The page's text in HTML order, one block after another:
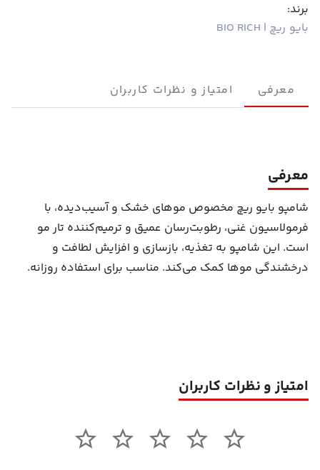
برند:
بایو ریچ | BIO RICH
معرفی امتیاز و نظرات کاربران
معرفی
شامپو بایو ریچ مخصوص موهای خشک و آسیب‌دیده، با
فرمولاسیون غنی، رطوبت‌رسان عمیق و ترمیم‌کننده تار مو
است. این شامپو به تغذیه، بازسازی و افزایش لطافت و
درخشندگی موها کمک می‌کند. مناسب برای استفاده روزانه.
امتیاز و نظرات کاربران